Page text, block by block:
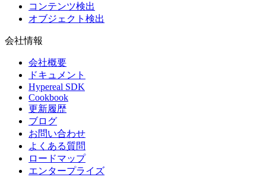
コンテンツ検出
オブジェクト検出
会社情報
会社概要
ドキュメント
Hypereal SDK
Cookbook
更新履歴
ブログ
お問い合わせ
よくある質問
ロードマップ
エンタープライズ